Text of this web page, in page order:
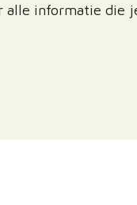
alle informatie die